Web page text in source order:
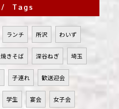
Tags
ランチ 所沢 わいず
焼きそば 深谷ねぎ 埼玉
子連れ 歓送迎会
学生 宴会 女子会